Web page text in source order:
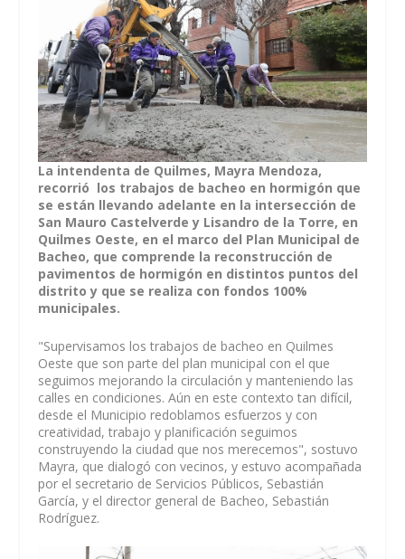
La intendenta de Quilmes, Mayra Mendoza,
recorrió los trabajos de bacheo en hormigón que
se están llevando adelante en la intersección de
San Mauro Castelverde y Lisandro de la Torre, en
Quilmes Oeste, en el marco del Plan Municipal de
Bacheo, que comprende la reconstrucción de
pavimentos de hormigón en distintos puntos del
distrito y que se realiza con fondos 100%
municipales.
"Supervisamos los trabajos de bacheo en Quilmes
Oeste que son parte del plan municipal con el que
seguimos mejorando la circulación y manteniendo las
calles en condiciones. Aún en este contexto tan difícil,
desde el Municipio redoblamos esfuerzos y con
creatividad, trabajo y planificación seguimos
construyendo la ciudad que nos merecemos", sostuvo
Mayra, que dialogó con vecinos, y estuvo acompañada
por el secretario de Servicios Públicos, Sebastián
García, y el director general de Bacheo, Sebastián
Rodríguez.